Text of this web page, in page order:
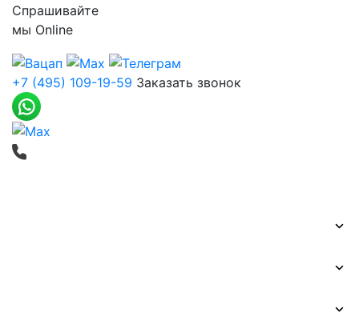
Спрашивайте
мы Online
+7 (495) 109-19-59 Заказать звонок